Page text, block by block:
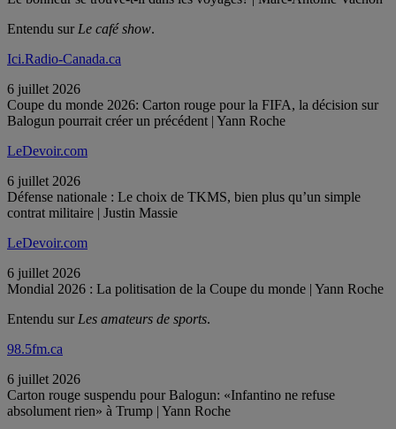
Entendu sur Le café show.
Ici.Radio-Canada.ca
6 juillet 2026
Coupe du monde 2026: Carton rouge pour la FIFA, la décision sur
Balogun pourrait créer un précédent | Yann Roche
LeDevoir.com
6 juillet 2026
Défense nationale : Le choix de TKMS, bien plus qu’un simple
contrat militaire | Justin Massie
LeDevoir.com
6 juillet 2026
Mondial 2026 : La politisation de la Coupe du monde | Yann Roche
Entendu sur Les amateurs de sports.
98.5fm.ca
6 juillet 2026
Carton rouge suspendu pour Balogun: «Infantino ne refuse
absolument rien» à Trump | Yann Roche